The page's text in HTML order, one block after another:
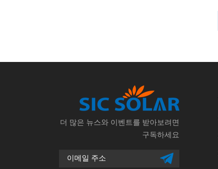
더 많은 뉴스와 이벤트를 받아보려면
구독하세요